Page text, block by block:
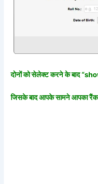
दोनों को सेलेक्ट करने के बाद
जिसके बाद आपके सामने आपका रैंक